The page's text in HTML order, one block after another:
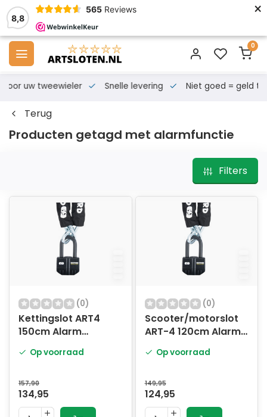
8,8
565 Reviews ×
0
voor uw tweewieler Snelle levering Niet goed = geld
Terug
Producten getagd met alarmfunctie
Filters
(0)
Kettingslot ART4
150cm Alarm
Op voorraad
157,90
134,95
(0)
Scooter/motorslot
ART-4 120cm Alarm
Op voorraad
149,95
124,95